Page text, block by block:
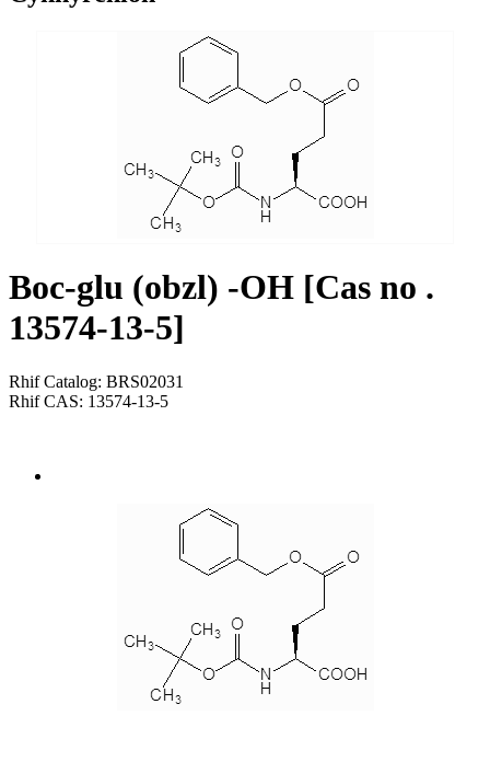
Boc-glu (obzl) -OH [Cas no .
13574-13-5]
Rhif Catalog: BRS02031
Rhif CAS: 13574-13-5